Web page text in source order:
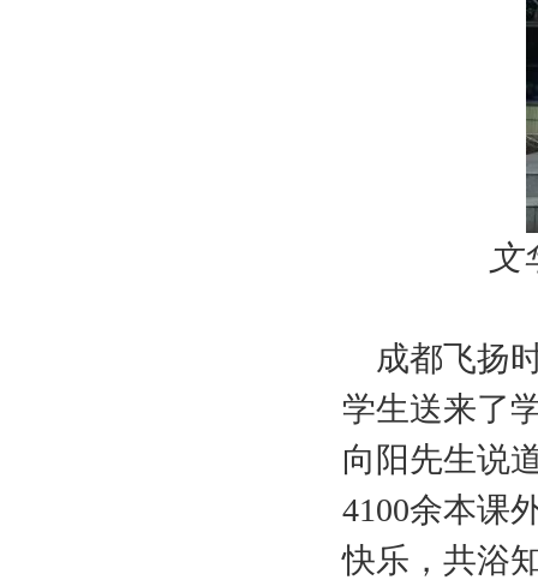
文
成都飞扬
学生送来了
向阳先生说
4100余本课
快乐，共浴